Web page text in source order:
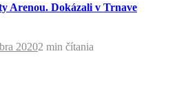
Arenou. Dokázali v Trnave
20202 min čítania